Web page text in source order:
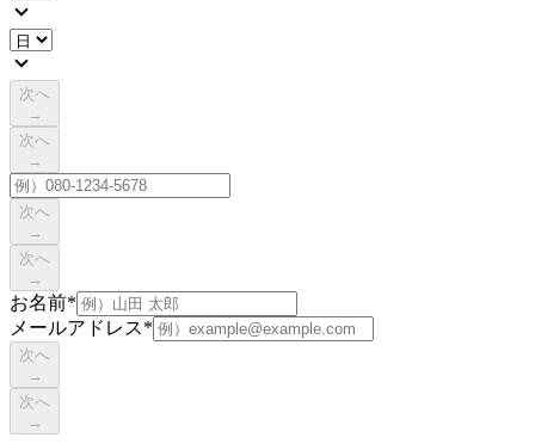
次へ
→
次へ
→
次へ
→
次へ
→
お名前*
メールアドレス*
次へ
→
次へ
→